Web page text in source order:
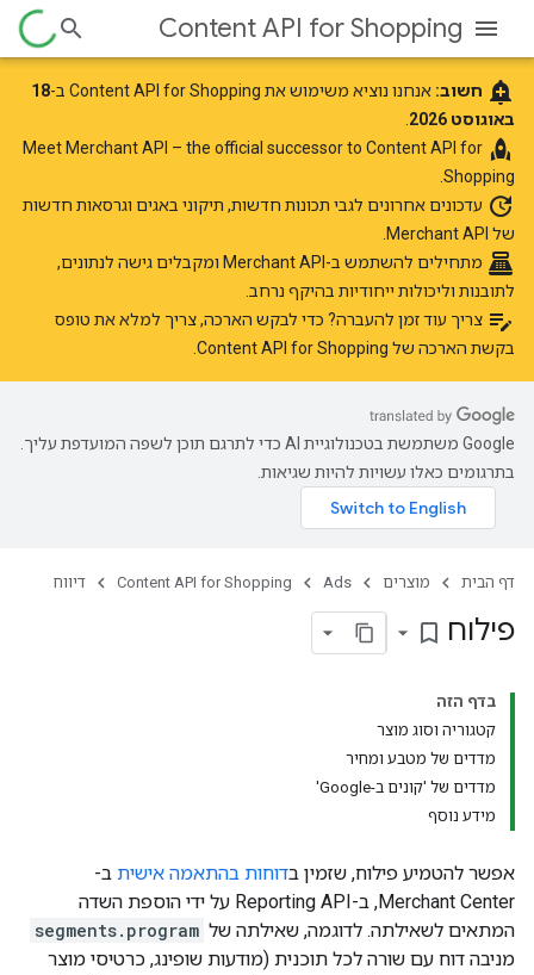
Content API for Shopping
add_alert חשוב: אנחנו נוציא משימוש את Content API for Shopping ב-
18
באוגוסט 2026
rocket
Merchant API – the official successor to Content API for
Shopping.
update עדכונים אחרונים לגבי תכונות חדשות, תיקוני באגים וגרסאות חדשות
של Merchant API.
point_of_sale מתחילים להשתמש ב-Merchant API
ומקבלים גישה לנתונים,
לתובנות וליכולות ייחודיות בהיקף נרחב.
edit_note צריך עוד זמן להעברה? כדי לבקש הארכה, צריך למלא את טופס
בקשת הארכה של Content API for Shopping
‫Google משתמשת בטכנולוגיית AI כדי לתרגם תוכן לשפה המועדפת עליך.
בתרגומים כאלו עשויות להיות שגיאות.
דף הבית מוצרים Ads
Content API for Shopping דיווח
פילוח bookmark_border
בדף הזה
קטגוריה וסוג מוצר
מדדים של מטבע ומחיר
מדדים של 'קונים ב-Google'
מידע נוסף
אפשר להטמיע פילוח, שזמין בדוחות בהתאמה אישית ב-
Merchant Center, ב-Reporting API על ידי הוספת השדה
המתאים לשאילתה. לדוגמה, שאילתה של segments.program
מניבה דוח עם שורה לכל תוכנית (מודעות שופינג, כרטיסי מוצר